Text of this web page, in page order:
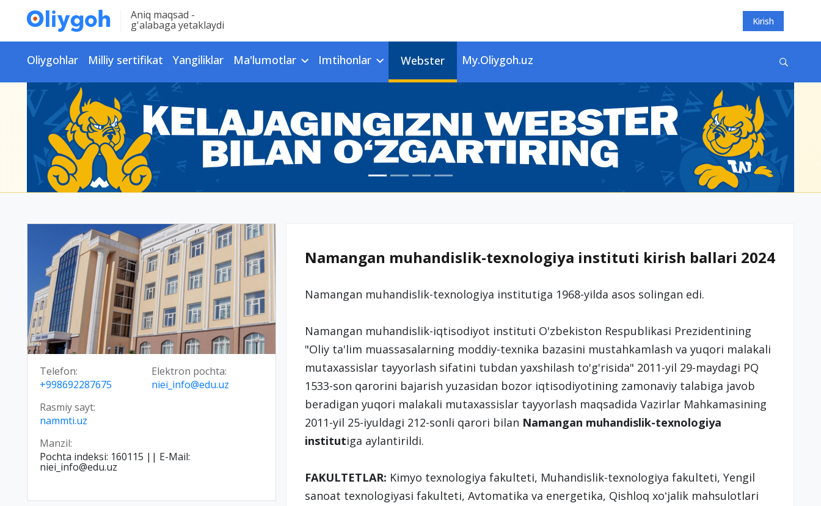
Aniq maqsad -
g'alabaga yetaklaydi Kirish
Oliygohlar Milliy sertifikat Yangiliklar Ma'lumotlar Imtihonlar Webster My.Oliygoh.uz
Telefon:
+998692287675
Elektron pochta:
niei_info@edu.uz
Rasmiy sayt:
nammti.uz
Manzil:
Pochta indeksi: 160115 || E-Mail:
niei_info@edu.uz
Namangan muhandislik-texnologiya instituti kirish ballari 2024
Namangan muhandislik-texnоlоgiya institutiga 1968-yilda asоs sоlingan edi.
Namangan muhandislik-iqtisodiyot instituti O'zbekiston Respublikasi Prezidentining
"Oliy ta'lim muassasalarning moddiy-texnika bazasini mustahkamlash va yuqori malakali
mutaxassislar tayyorlash sifatini tubdan yaxshilash to'g'risida" 2011-yil 29-maydagi PQ
1533-son qarorini bajarish yuzasidan bozor iqtisodiyotining zamonaviy talabiga javob
beradigan yuqori malakali mutaxassislar tayyorlash maqsadida Vazirlar Mahkamasining
2011-yil 25-iyuldagi 212-sonli qarori bilan Namangan muhandislik-texnologiya
institutiga aylantirildi.
FAKULTETLAR: Kimyo texnologiya fakulteti, Muhandislik-texnologiya fakulteti, Yengil
sanoat texnologiyasi fakulteti, Avtomatika va energetika, Qishloq xoʻjalik mahsulotlari